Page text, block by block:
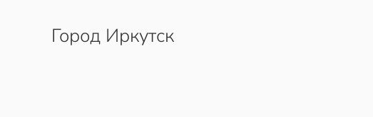
Перейти к содержимому
Город Иркутск